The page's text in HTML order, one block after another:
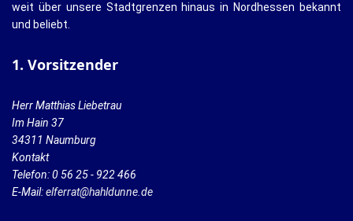
weit über unsere Stadtgrenzen hinaus in Nordhessen bekannt
und beliebt.
1. Vorsitzender
Herr Matthias Liebetrau
Im Hain 37
34311 Naumburg
Kontakt
Telefon: 0 56 25 - 922 466
E-Mail:elferrat@hahldunne.de